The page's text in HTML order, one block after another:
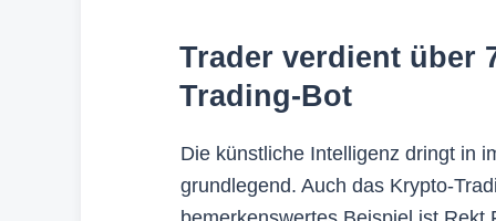
Trader verdient über
Trading-Bot
Die künstliche Intelligenz dringt in
grundlegend. Auch das Krypto-